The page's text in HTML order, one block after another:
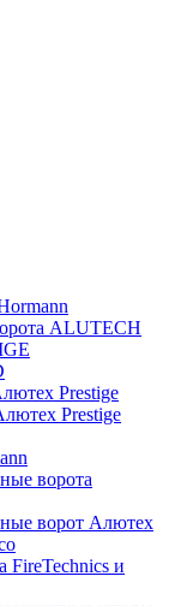
ALUTECH
Prestige
Prestige
ворота
ворот Алютех
FireTechnics и